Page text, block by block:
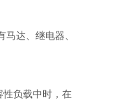
达、继电器、
负载中时，在